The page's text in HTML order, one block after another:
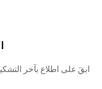
ابقَ على اطلاع بآخر